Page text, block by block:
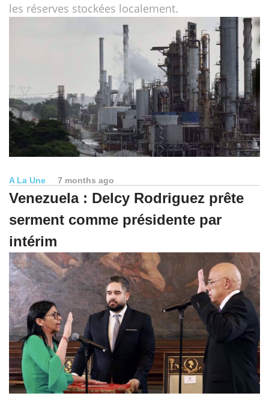
les réserves stockées localement.
A La Une 7 months ago
Venezuela : Delcy Rodriguez prête
serment comme présidente par
intérim